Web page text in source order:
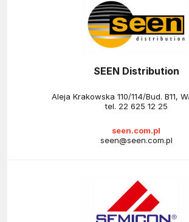
SEEN Distribution
Aleja Krakowska 110/114/Bud. B11,
tel. 22 625 12 25
seen.com.pl
seen@seen.com.pl